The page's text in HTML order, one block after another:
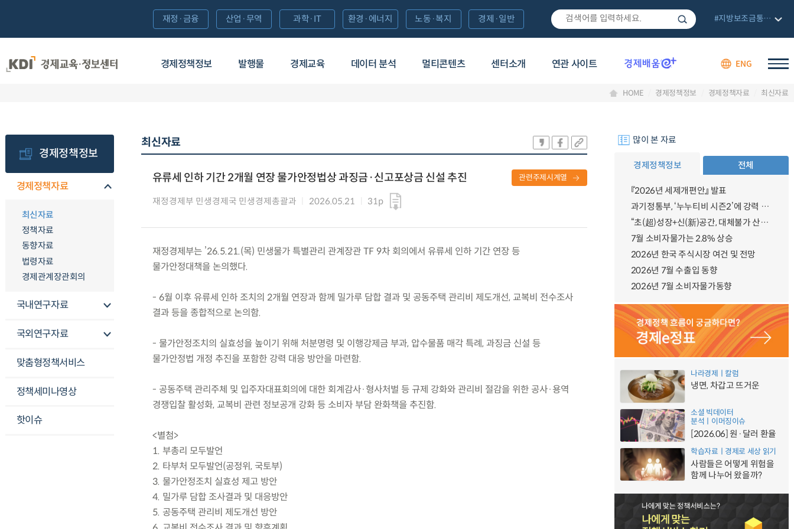
경제정책정보 발행물 경제교육 데이터 분석 멀티콘텐츠 센터소개 연관 사이트 ENG
재정·금융 산업·무역 과학·IT 환경·에너지 노동·복지 경제·일반 #지방보조금통합관리망
HOME 경제정책정보 경제정책자료 최신자료
경제정책정보
경제정책자료
최신자료
정책자료
동향자료
법령자료
경제관계장관회의
국내연구자료
국외연구자료
맞춤형정책서비스
정책세미나영상
핫이슈
최신자료
유류세 인하 기간 2개월 연장 물가안정법상 과징금·신고포상금 신설 추진
재정경제부 민생경제국 민생경제총괄과 2026.05.21 31p
관련주제시계열
재정경제부는 ’26.5.21.(목) 민생물가 특별관리 관계장관 TF 9차 회의에서 유류세 인하 기간 연장 등
물가안정대책을 논의했다.
- 6월 이후 유류세 인하 조치의 2개월 연장과 함께 밀가루 담합 결과 및 공동주택 관리비 제도개선, 교복비 전수조사
결과 등을 종합적으로 논의함.
- 물가안정조치의 실효성을 높이기 위해 처분명령 및 이행강제금 부과, 압수물품 매각 특례, 과징금 신설 등
물가안정법 개정 추진을 포함한 강력 대응 방안을 마련함.
- 공동주택 관리주체 및 입주자대표회의에 대한 회계감사·형사처벌 등 규제 강화와 관리비 절감을 위한 공사·용역
경쟁입찰 활성화, 교복비 관련 정보공개 강화 등 소비자 부담 완화책을 추진함.
<별첨>
1. 부총리 모두발언
2. 타부처 모두발언(공정위, 국토부)
3. 물가안정조치 실효성 제고 방안
4. 밀가루 담합 조사결과 및 대응방안
5. 공동주택 관리비 제도개선 방안
많이 본 자료
경제정책정보 전체
『2026년 세제개편안』 발표
과기정통부, ‘누누티비 시즌2’에 강력 대응 의지 밝혀
“초(超)성장+신(新)공간, 대체불가 산업강국”
7월 소비자물가는 2.8% 상승
2026년 한국 주식시장 여건 및 전망
2026년 7월 수출입 동향
2026년 7월 소비자물가동향
나라경제ㅣ칼럼
냉면, 차갑고 뜨거운
소셜 빅데이터
분석ㅣ이머징이슈
[2026.06] 원·달러 환율
학습자료ㅣ경제로 세상 읽기
사람들은 어떻게 위험을
함께 나누어 왔을까?